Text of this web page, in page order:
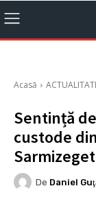
Acasă
Sentință
custode
De Daniel